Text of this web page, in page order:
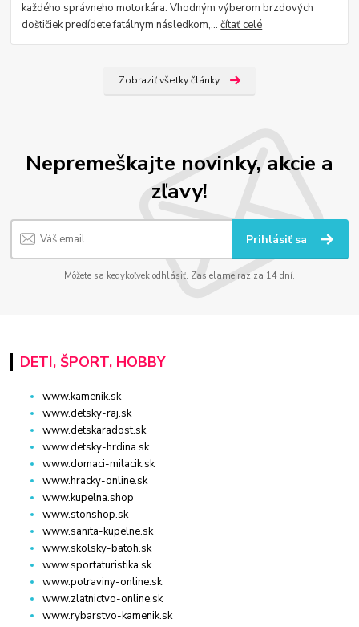
každého správneho motorkára. Vhodným výberom brzdových
doštičiek predídete fatálnym následkom,...čítať celé
Zobraziť všetky články
Nepremeškajte novinky, akcie a
zľavy!
Prihlásiť sa
Môžete sa kedykoľvek odhlásiť. Zasielame raz za 14 dní.
DETI, ŠPORT, HOBBY
www.kamenik.sk
www.detsky-raj.sk
www.detskaradost.sk
www.detsky-hrdina.sk
www.domaci-milacik.sk
www.hracky-online.sk
www.kupelna.shop
www.stonshop.sk
www.sanita-kupelne.sk
www.skolsky-batoh.sk
www.sportaturistika.sk
www.potraviny-online.sk
www.zlatnictvo-online.sk
www.rybarstvo-kamenik.sk